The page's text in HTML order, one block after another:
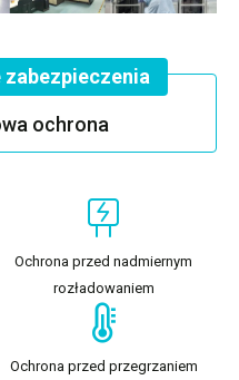
zabezpieczenia
ochrona
Ochrona przed nadmiernym
rozładowaniem
Ochrona przed przegrzaniem